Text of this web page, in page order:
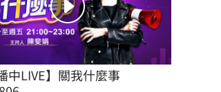
中LIVE】關我什麼事